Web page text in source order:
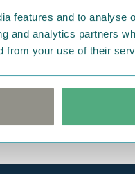
features and to analyse
and analytics partners
from your use of their
くさん♪